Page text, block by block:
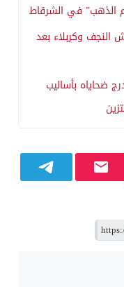
الذهب” في الشرقاط
النجف وكربلاء بعد
ضحاياه بأساليب